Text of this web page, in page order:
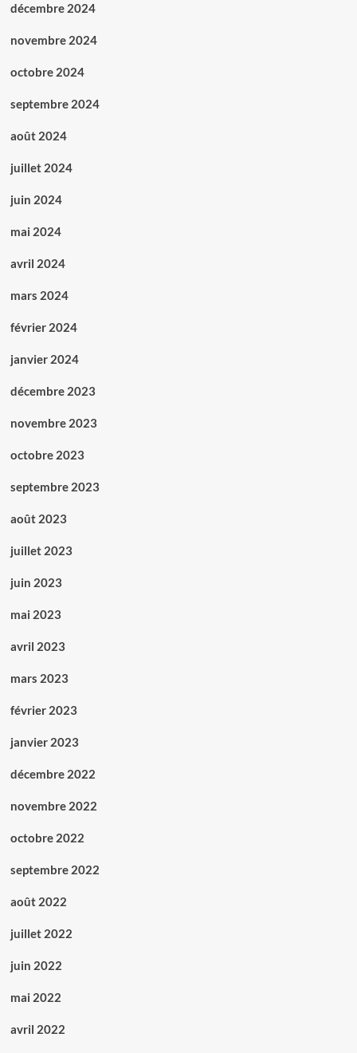
décembre 2024
novembre 2024
octobre 2024
septembre 2024
août 2024
juillet 2024
juin 2024
mai 2024
avril 2024
mars 2024
février 2024
janvier 2024
décembre 2023
novembre 2023
octobre 2023
septembre 2023
août 2023
juillet 2023
juin 2023
mai 2023
avril 2023
mars 2023
février 2023
janvier 2023
décembre 2022
novembre 2022
octobre 2022
septembre 2022
août 2022
juillet 2022
juin 2022
mai 2022
avril 2022